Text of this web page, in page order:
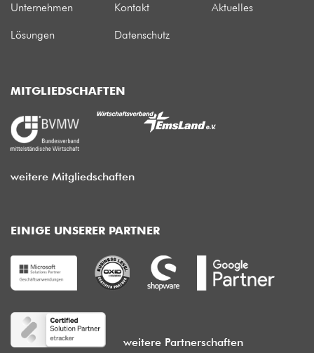
Unternehmen
Lösungen
Kontakt
Datenschutz
Aktuelles
MITGLIEDSCHAFTEN
weitere Mitgliedschaften
EINIGE UNSERER PARTNER
weitere Partnerschaften